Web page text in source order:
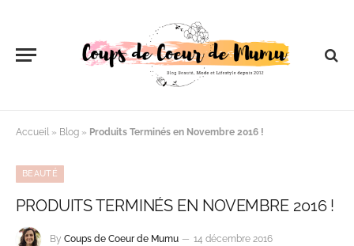
Accueil » Blog » Produits Terminés en Novembre 2016 !
BEAUTÉ
PRODUITS TERMINÉS EN NOVEMBRE 2016 !
By Coups de Coeur de Mumu
14 décembre 2016